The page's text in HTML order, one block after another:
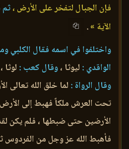
فإن الجبال لتفخر على الأرض ،
الآية ».
واختلفوا في اسمه فقال الكلبي
الواقدي : ليوثا ،وقال كعب : لوثا ،
وقال الرواة : لما خلق الله تعالى
تحت العرش ملكاً فهبط إلى
الأرضين حتى ضبطها ، فلم يكن
فأهبط الله عز وجل من الفردوس